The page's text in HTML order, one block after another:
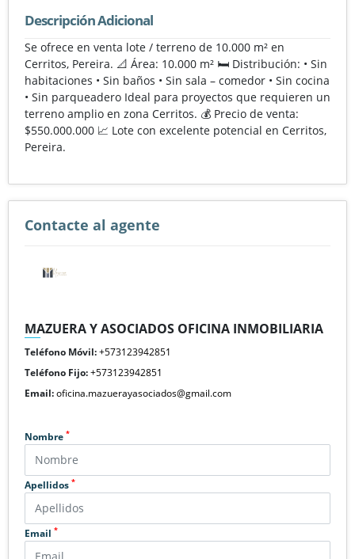
Descripción Adicional
Se ofrece en venta lote / terreno de 10.000 m² en
Cerritos, Pereira. 📐 Área: 10.000 m² 🛏️ Distribución: • Sin
habitaciones • Sin baños • Sin sala – comedor • Sin cocina
• Sin parqueadero Ideal para proyectos que requieren un
terreno amplio en zona Cerritos. 💰 Precio de venta:
$550.000.000 📈 Lote con excelente potencial en Cerritos,
Pereira.
Contacte al agente
MAZUERA Y ASOCIADOS OFICINA INMOBILIARIA
Teléfono Móvil:+573123942851
Teléfono Fijo:+573123942851
Email:oficina.mazuerayasociados@gmail.com
Nombre *
Apellidos *
Email *